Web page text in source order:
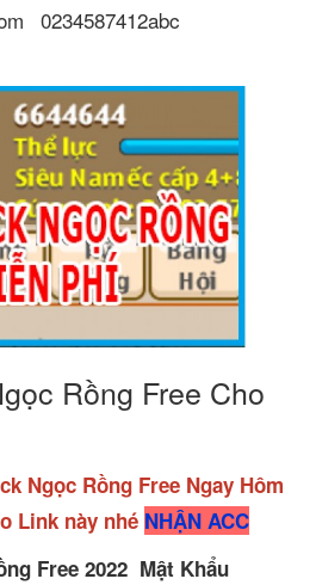
0234587412abc
Rồng Free Cho
Ngọc Rồng Free Ngay Hôm
Link này nhé NHẬN ACC
Free 2022 Mật Khẩu